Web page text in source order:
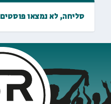
סליחה, לא נמצאו פוסטים